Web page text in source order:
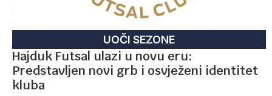
UOČI SEZONE
Hajduk Futsal ulazi u novu eru:
Predstavljen novi grb i osvježeni identitet
kluba